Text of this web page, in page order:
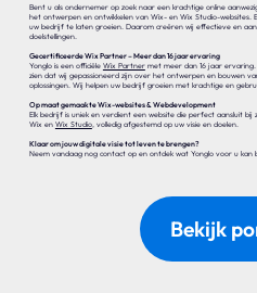
Bent u als ondernemer op zoek naar een krachtige online
het ontwerpen en ontwikkelen van Wix- en Wix Studio-websites.
uw bedrijf te laten groeien. Daarom creëren wij effectieve en
doelstellingen.
Gecertificeerde Wix Partner – Meer dan 16 jaar ervaring
Yonglo is een officiële Wix Partnermet meer dan 16 jaar
zien dat wij gepassioneerd zijn over het ontwerpen en bouwen
oplossingen. Wij helpen uw bedrijf groeien met krachtige en
Op maat gemaakte Wix-websites & Webdevelopment
Elk bedrijf is uniek en verdient een website die perfect aansluit
Wix en Wix Studio, volledig afgestemd op uw visie en doelen.
Klaar om jouw digitale visie tot leven te brengen?
Neem vandaag nog contact op en ontdek wat Yonglo voor u kan
Bekijk